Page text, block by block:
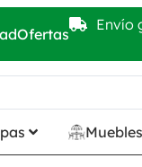
Ofertas
Envío